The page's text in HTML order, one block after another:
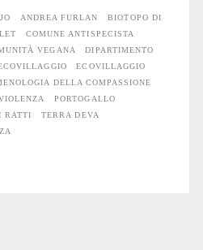
ANDREA FURLAN
BIOTOPO DI
COMUNE ANTISPECISTA
VEGANA
DIPARTIMENTO
ECOVILLAGGIO
DELLA COMPASSIONE
PORTOGALLO
RATTI
TERRA DEVA